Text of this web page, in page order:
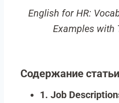
English for HR:
Examples with
Содержание статьи
1. Job